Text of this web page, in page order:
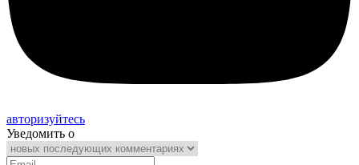
авторизуйтесь
Уведомить о